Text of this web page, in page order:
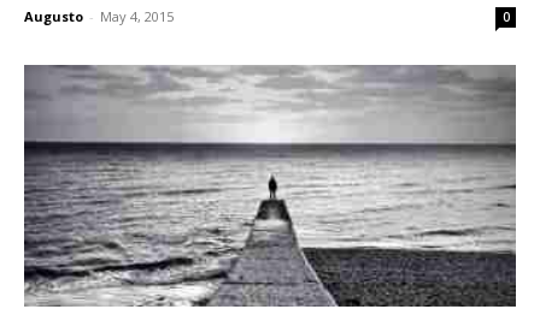
Augusto - May 4, 2015 0